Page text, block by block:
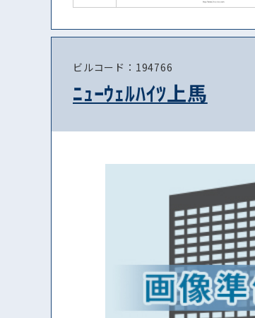
ビルコード：194766
ﾆｭｰｳｪﾙﾊｲﾂ上馬